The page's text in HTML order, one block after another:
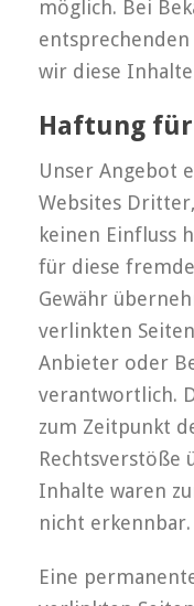
möglich. Bei
wir diese
Haftung
Unser Angebot
Websites
keinen Einfluss
für diese
Gewähr
verlinkten
Anbieter oder
verantwortlich.
zum Zeitpunkt
Rechtsverstöße
Inhalte waren
nicht erkennbar.
Eine